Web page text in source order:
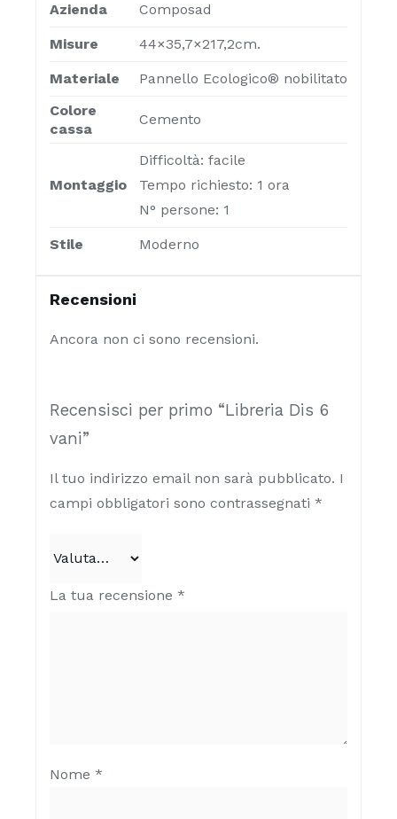
Azienda Composad
Misure 44×35,7×217,2cm.
Materiale
Pannello Ecologico® nobilitato
Colore
cassa
Cemento
Montaggio
Difficoltà: facile
Tempo richiesto: 1 ora
N° persone: 1
Stile Moderno
Recensioni
Ancora non ci sono recensioni.
Recensisci per primo “Libreria Dis 6
vani”
Il tuo indirizzo email non sarà pubblicato. I
campi obbligatori sono contrassegnati *
La tua recensione *
Nome *